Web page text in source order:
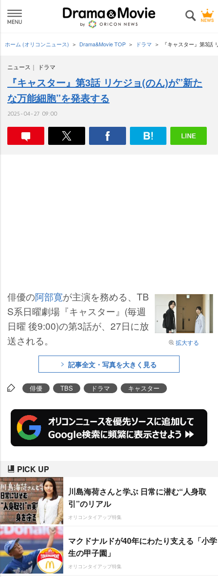
ホーム (オリコンニュース) Drama&Movie TOP ドラマ 『キャスター』第3話
ニュース ドラマ
『キャスター』第3話 リケジョ(のん)が”新た
な万能細胞”を発表する
2025-04-27 09:00
拡大する
俳優の阿部寛が主演を務める、TB
S系日曜劇場『キャスター』(毎週
日曜 後9:00)の第3話が、27日に放
送される。
記事全文・写真を大きく見る
俳優 TBS ドラマ キャスター
PICK UP
川島海荷さんと学ぶ 日常に潜む“人身取
引”のリアル
オリコンタイアップ特集
マクドナルドが40年にわたり支える「小学
生の甲子園」
オリコンタイアップ特集